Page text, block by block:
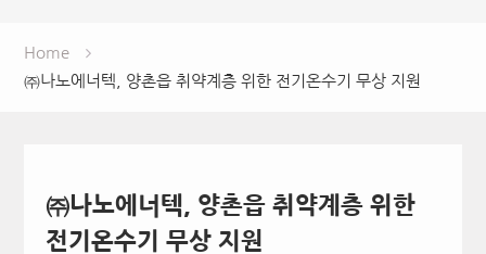
Home
㈜나노에너텍, 양촌읍 취약계층 위한 전기온수기 무상 지원
㈜나노에너텍, 양촌읍 취약계층 위한
전기온수기 무상 지원